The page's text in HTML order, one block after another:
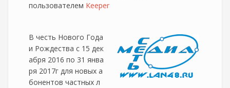
пользователем Keeper
В честь Нового Года
и Рождества с 15 дек
абря 2016 по 31 янва
ря 2017г для новых а
бонентов частных л